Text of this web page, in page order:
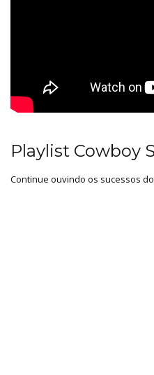
Playlist Cowboy
Continue ouvindo os sucessos